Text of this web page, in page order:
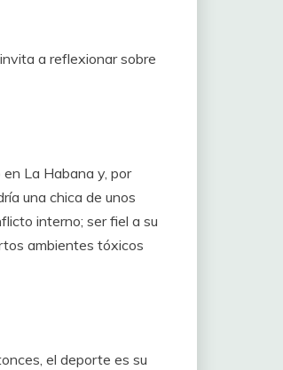
a reflexionar sobre
La Habana y, por
una chica de unos
interno; ser fiel a su
ambientes tóxicos
el deporte es su